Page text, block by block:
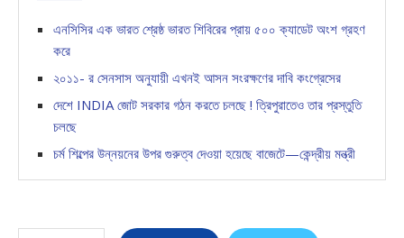
এনসিসির এক ভারত শ্রেষ্ঠ ভারত শিবিরের প্রায় ৫০০ ক্যাডেট অংশ গ্রহণ
করে
২০১১- র সেনসাস অনুযায়ী এখনই আসন সংরক্ষণের দাবি কংগ্রেসের
দেশে INDIA জোট সরকার গঠন করতে চলছে ! ত্রিপুরাতেও তার প্রস্তুতি
চলছে
চর্ম শিল্পের উন্নয়নের উপর গুরুত্ব দেওয়া হয়েছে বাজেটে—কেন্দ্রীয় মন্ত্রী